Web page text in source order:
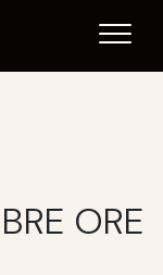
ORE